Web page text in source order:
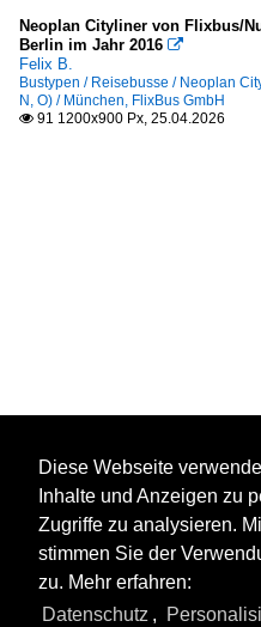
Neoplan Cityliner von Flixbus/
Berlin im Jahr 2016 
Felix B.
Bustypen / Reisebusse / Neoplan
N, O) / München, FlixBus GmbH
 91 1200x900 Px, 25.04.2026
Diese Webseite
Inhalte und Anzeigen zu
Zugriffe zu analysieren.
stimmen Sie der
zu. Mehr erfahren:
Datenschutz ,